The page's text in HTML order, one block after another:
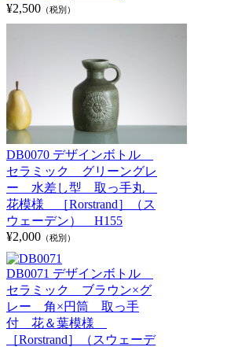
¥2,500 （税別）
DB0070 デザインボトル
セラミック グリーングレ
ー 水差し型 取っ手丸
花模様 ［Rorstrand］（ス
ウェーデン） H155
¥2,000 （税別）
DB0071 デザインボトル
セラミック ブラウン×グ
レー 角×円筒 取っ手
付 花＆葉模様
［Rorstrand］（スウェーデ